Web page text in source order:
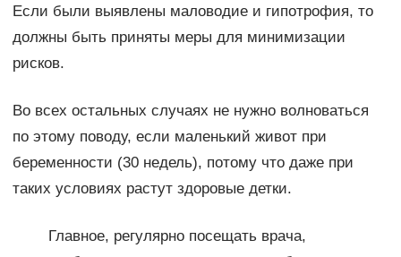
Если были выявлены маловодие и гипотрофия, то
должны быть приняты меры для минимизации
рисков.
Во всех остальных случаях не нужно волноваться
по этому поводу, если маленький живот при
беременности (30 недель), потому что даже при
таких условиях растут здоровые детки.
Главное, регулярно посещать врача,